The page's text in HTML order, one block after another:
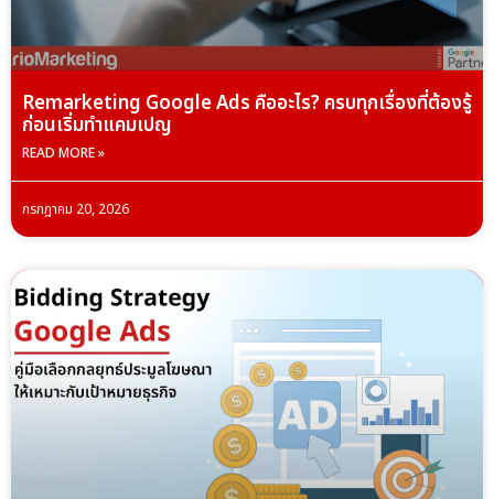
Remarketing Google Ads คืออะไร? ครบทุกเรื่องที่ต้องรู้
ก่อนเริ่มทำแคมเปญ
READ MORE »
กรกฎาคม 20, 2026